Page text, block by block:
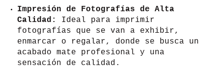
Impresión de Fotografías de Alta
Calidad:
Ideal para imprimir
fotografías que se van a exhibir,
enmarcar o regalar, donde se busca un
acabado mate profesional y una
sensación de calidad.